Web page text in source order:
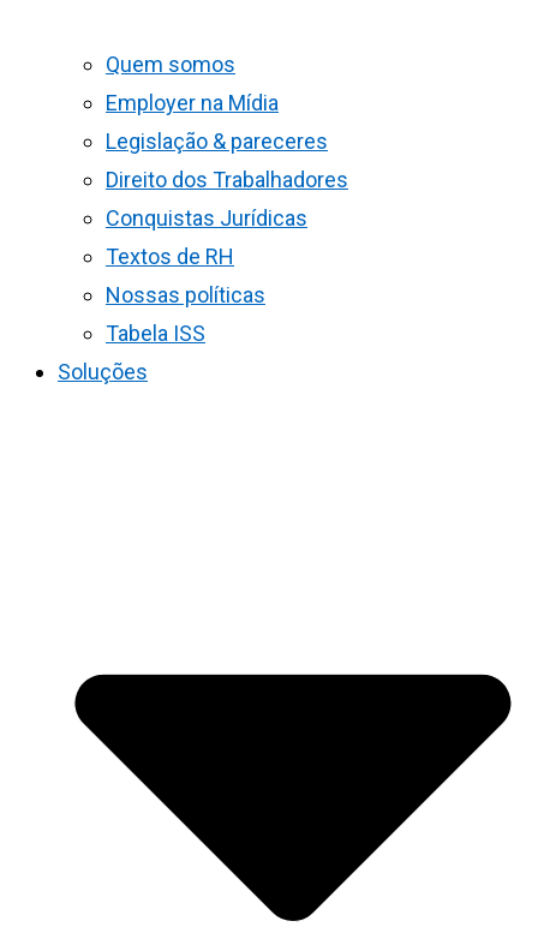
Quem somos
Employer na Mídia
Legislação & pareceres
Direito dos Trabalhadores
Conquistas Jurídicas
Textos de RH
Nossas políticas
Tabela ISS
Soluções